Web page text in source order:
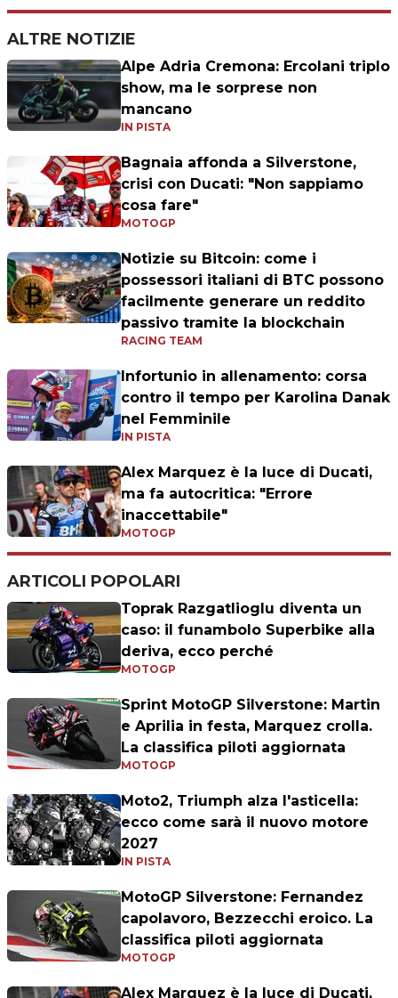
ALTRE NOTIZIE
Alpe Adria Cremona: Ercolani triplo
show, ma le sorprese non
mancano
IN PISTA
Bagnaia affonda a Silverstone,
crisi con Ducati: "Non sappiamo
cosa fare"
MOTOGP
Notizie su Bitcoin: come i
possessori italiani di BTC possono
facilmente generare un reddito
passivo tramite la blockchain
RACING TEAM
Infortunio in allenamento: corsa
contro il tempo per Karolina Danak
nel Femminile
IN PISTA
Alex Marquez è la luce di Ducati,
ma fa autocritica: "Errore
inaccettabile"
MOTOGP
ARTICOLI POPOLARI
Toprak Razgatlioglu diventa un
caso: il funambolo Superbike alla
deriva, ecco perché
MOTOGP
Sprint MotoGP Silverstone: Martin
e Aprilia in festa, Marquez crolla.
La classifica piloti aggiornata
MOTOGP
Moto2, Triumph alza l'asticella:
ecco come sarà il nuovo motore
2027
IN PISTA
MotoGP Silverstone: Fernandez
capolavoro, Bezzecchi eroico. La
classifica piloti aggiornata
MOTOGP
Alex Marquez è la luce di Ducati,